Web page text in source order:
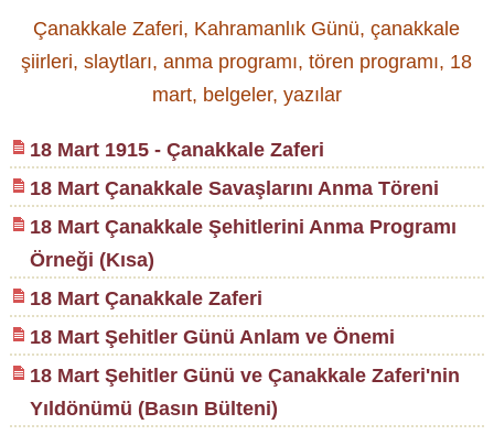
Çanakkale Zaferi, Kahramanlık Günü, çanakkale
şiirleri, slaytları, anma programı, tören programı, 18
mart, belgeler, yazılar
18 Mart 1915 - Çanakkale Zaferi
18 Mart Çanakkale Savaşlarını Anma Töreni
18 Mart Çanakkale Şehitlerini Anma Programı
Örneği (Kısa)
18 Mart Çanakkale Zaferi
18 Mart Şehitler Günü Anlam ve Önemi
18 Mart Şehitler Günü ve Çanakkale Zaferi'nin
Yıldönümü (Basın Bülteni)